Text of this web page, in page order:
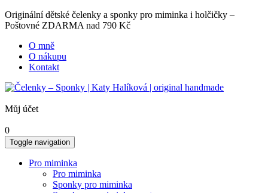
Originální dětské čelenky a sponky pro miminka i holčičky –
Poštovné ZDARMA nad 790 Kč
O mně
O nákupu
Kontakt
Můj účet
0
Toggle navigation
Pro miminka
Pro miminka
Sponky pro miminka